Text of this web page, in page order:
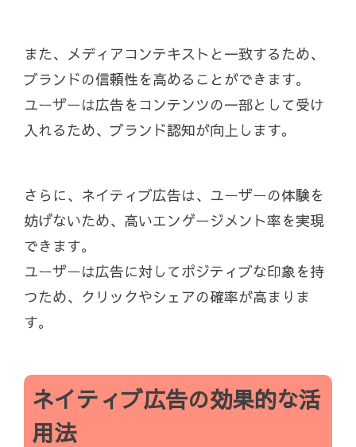
また、メディアコンテキストと一致するため、
ブランドの信頼性を高めることができます。
ユーザーは広告をコンテンツの一部として受け
入れるため、ブランド認知が向上します。
さらに、ネイティブ広告は、ユーザーの体験を
妨げないため、高いエンゲージメント率を実現
できます。
ユーザーは広告に対してポジティブな印象を持
つため、クリックやシェアの確率が高まりま
す。
ネイティブ広告の効果的な活
用法